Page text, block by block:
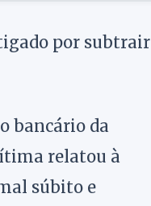
por subtrair
bancário da
relatou à
súbito e